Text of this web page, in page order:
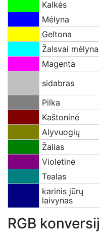
Kalkės
Mėlyna
Geltona
Žalsvai mėlyna
Magenta
sidabras
Pilka
Kaštoninė
Alyvuogių
Žalias
Violetinė
Tealas
karinis jūrų
laivynas
RGB